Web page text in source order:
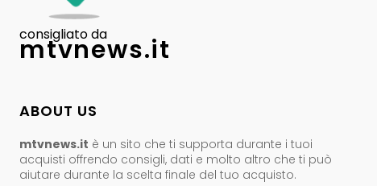
consigliato da
mtvnews.it
ABOUT US
mtvnews.it è un sito che ti supporta durante i tuoi
acquisti offrendo consigli, dati e molto altro che ti può
aiutare durante la scelta finale del tuo acquisto.